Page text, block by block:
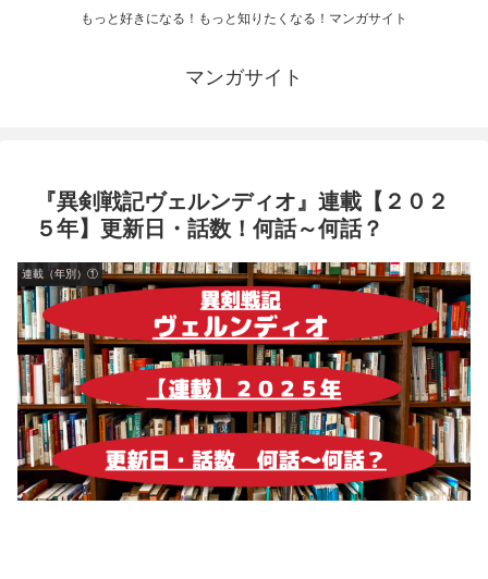
もっと好きになる！もっと知りたくなる！マンガサイト
マンガサイト
『異剣戦記ヴェルンディオ』連載【２０２
５年】更新日・話数！何話～何話？
連載（年別）①